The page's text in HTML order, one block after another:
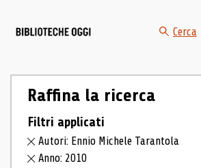
Cerca
Raffina la ricerca
Filtri applicati
Autori: Ennio Michele Tarantola
Anno: 2010